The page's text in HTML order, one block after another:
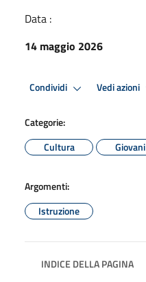
Data :
14 maggio 2026
Condividi Vedi azioni
Categorie:
Cultura
Giovani
Argomenti:
Istruzione
INDICE DELLA PAGINA